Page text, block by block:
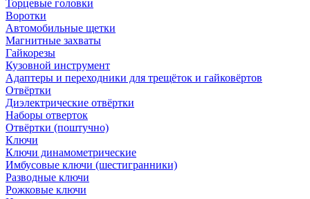
Торцевые головки
Воротки
Автомобильные щетки
Магнитные захваты
Гайкорезы
Кузовной инструмент
Адаптеры и переходники для трещёток и гайковёртов
Отвёртки
Диэлектрические отвёртки
Наборы отверток
Отвёртки (поштучно)
Ключи
Ключи динамометрические
Имбусовые ключи (шестигранники)
Разводные ключи
Рожковые ключи